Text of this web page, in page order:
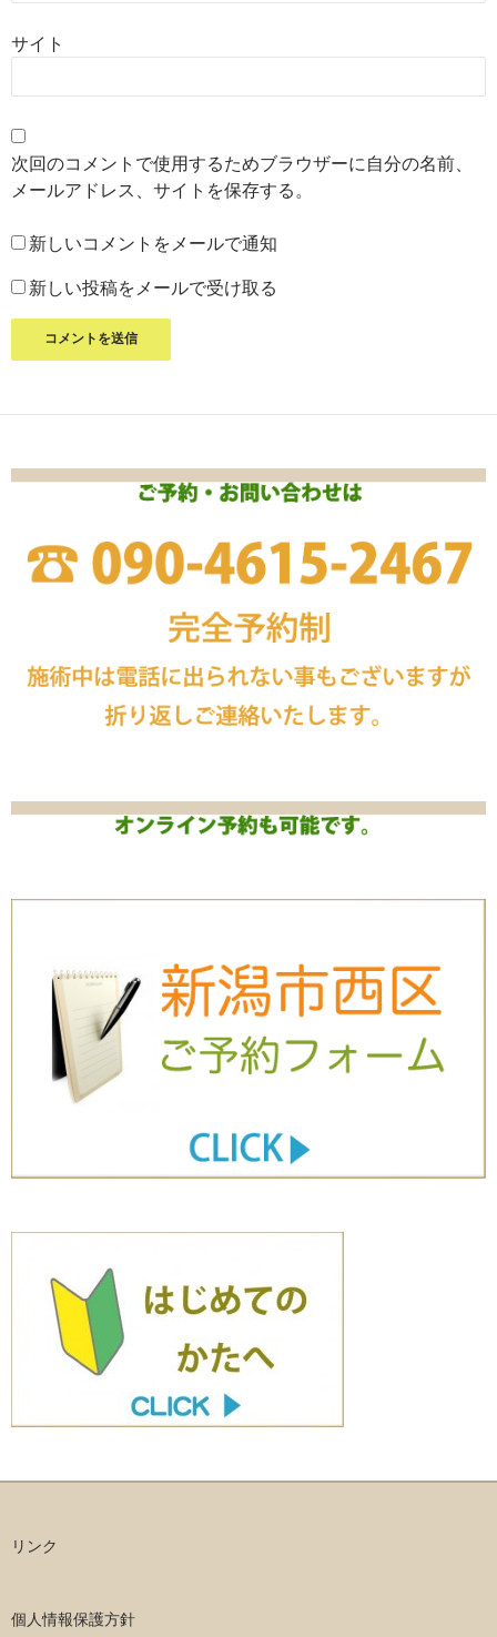
サイト
次回のコメントで使用するためブラウザーに自分の名前、
メールアドレス、サイトを保存する。
新しいコメントをメールで通知
新しい投稿をメールで受け取る
リンク
個人情報保護方針